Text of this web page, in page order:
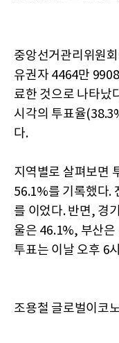
중앙선거관리위원
유권자 4464만
료한 것으로 나타났
시각의 투표율
다.
지역별로 살펴보면
56.1%를 기록했다.
를 이었다. 반면, 경
울은 46.1%, 부산은
투표는 이날 오후 6
조용철 글로벌이코